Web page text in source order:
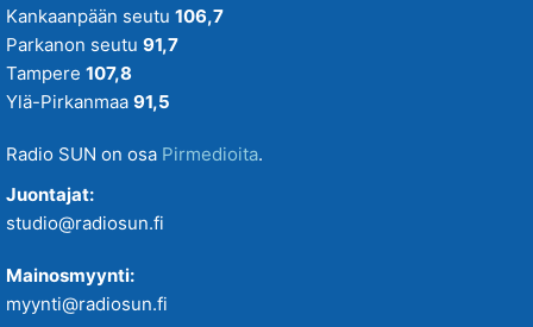
Kankaanpään seutu 106,7
Parkanon seutu 91,7
Tampere 107,8
Ylä-Pirkanmaa 91,5
Radio SUN on osa Pirmedioita.
Juontajat:
studio@radiosun.fi
Mainosmyynti:
myynti@radiosun.fi